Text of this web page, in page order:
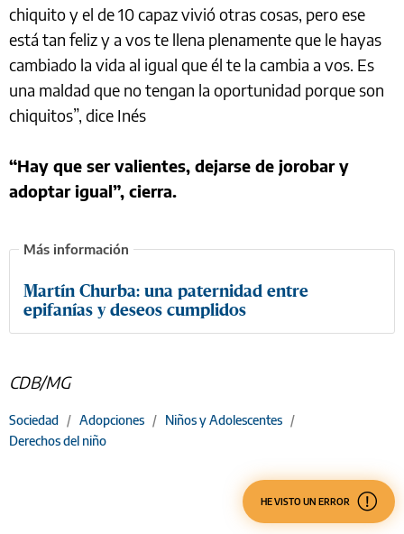
chiquito y el de 10 capaz vivió otras cosas, pero ese
está tan feliz y a vos te llena plenamente que le hayas
cambiado la vida al igual que él te la cambia a vos. Es
una maldad que no tengan la oportunidad porque son
chiquitos”, dice Inés
“Hay que ser valientes, dejarse de jorobar y
adoptar igual”, cierra.
Martín Churba: una paternidad entre
epifanías y deseos cumplidos
CDB/MG
Sociedad / Adopciones / Niños y Adolescentes /
Derechos del niño
HE VISTO UN ERROR